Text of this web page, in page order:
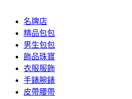
名牌店
精品包包
男生包包
飾品珠寶
衣服服飾
手錶腕錶
皮帶腰帶